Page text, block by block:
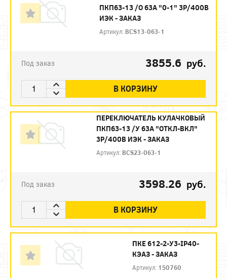
ПКП63-13 /О 63А "0-1" 3Р/400В
ИЭК - ЗАКАЗ
Артикул: BCS13-063-1
Под заказ 3855.6 руб.
В КОРЗИНУ
ПЕРЕКЛЮЧАТЕЛЬ КУЛАЧКОВЫЙ
ПКП63-13 /У 63А "ОТКЛ-ВКЛ"
3Р/400В ИЭК - ЗАКАЗ
Артикул: BCS23-063-1
Под заказ 3598.26 руб.
В КОРЗИНУ
ПКЕ 612-2-У3-IP40-
КЭАЗ - ЗАКАЗ
Артикул: 150760